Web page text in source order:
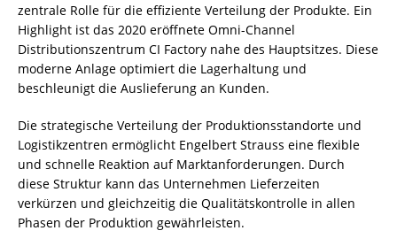
zentrale Rolle für die effiziente Verteilung der Produkte. Ein
Highlight ist das 2020 eröffnete Omni-Channel
Distributionszentrum CI Factory nahe des Hauptsitzes. Diese
moderne Anlage optimiert die Lagerhaltung und
beschleunigt die Auslieferung an Kunden.
Die strategische Verteilung der Produktionsstandorte und
Logistikzentren ermöglicht Engelbert Strauss eine flexible
und schnelle Reaktion auf Marktanforderungen. Durch
diese Struktur kann das Unternehmen Lieferzeiten
verkürzen und gleichzeitig die Qualitätskontrolle in allen
Phasen der Produktion gewährleisten.